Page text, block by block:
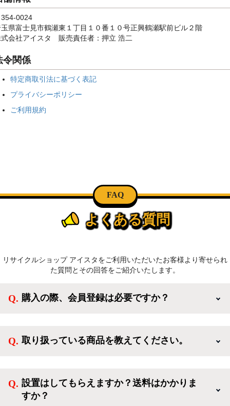
0024
県富士見市鶴瀬東１丁目１０番１０号正興鶴瀬駅前ビル２階
会社アイスタ 販売責任者：押立 浩二
令関係
特定商取引法に基づく表記
プライバシーポリシー
ご利用規約
FAQ
よくある質問
リサイクルショップ アイスタをご利用いただいたお客様より寄せられ
た質問とその回答をご紹介いたします。
購入の際、会員登録は必要ですか？
方、登録しなくてもカートに商品を入れた後、ログイ
取り扱っている商品を教えてください。
活を応援するような家電セットから、季節・空調家
電、調理家電、生活家電まで、幅広く中古家電を取り
設置はしてもらえますか？送料はかかりま
すか？